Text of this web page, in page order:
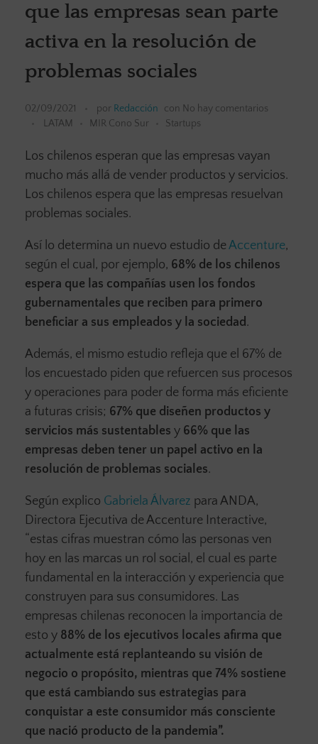
que las empresas sean parte
activa en la resolución de
problemas sociales
02/09/2021 por Redacción con No hay comentarios
LATAM
MIR Cono Sur Startups
Los chilenos esperan que las empresas vayan
mucho más allá de vender productos y servicios.
Los chilenos espera que las empresas resuelvan
problemas sociales.
Así lo determina un nuevo estudio de Accenture,
según el cual, por ejemplo, 68% de los chilenos
espera que las compañías usen los fondos
gubernamentales que reciben para primero
beneficiar a sus empleados y la sociedad.
Además, el mismo estudio refleja que el 67% de
los encuestado piden que refuercen sus procesos
y operaciones para poder de forma más eficiente
a futuras crisis; 67% que diseñen productos y
servicios más sustentables y 66% que las
empresas deben tener un papel activo en la
resolución de problemas sociales.
Según explico Gabriela Álvarez para ANDA,
Directora Ejecutiva de Accenture Interactive,
“estas cifras muestran cómo las personas ven
hoy en las marcas un rol social, el cual es parte
fundamental en la interacción y experiencia que
construyen para sus consumidores. Las
empresas chilenas reconocen la importancia de
esto y 88% de los ejecutivos locales afirma que
actualmente está replanteando su visión de
negocio o propósito, mientras que 74% sostiene
que está cambiando sus estrategias para
conquistar a este consumidor más consciente
que nació producto de la pandemia”.